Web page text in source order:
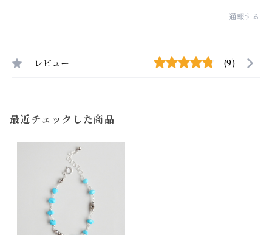
通報する
レビュー (9)
最近チェックした商品